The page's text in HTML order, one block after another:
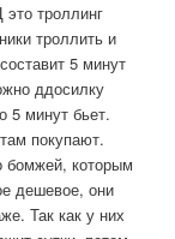
троллинг
троллить и
5 минут
ддосилку
5 минут бьет.
покупают.
бомжей, которым
дешевое, они
Так как у них